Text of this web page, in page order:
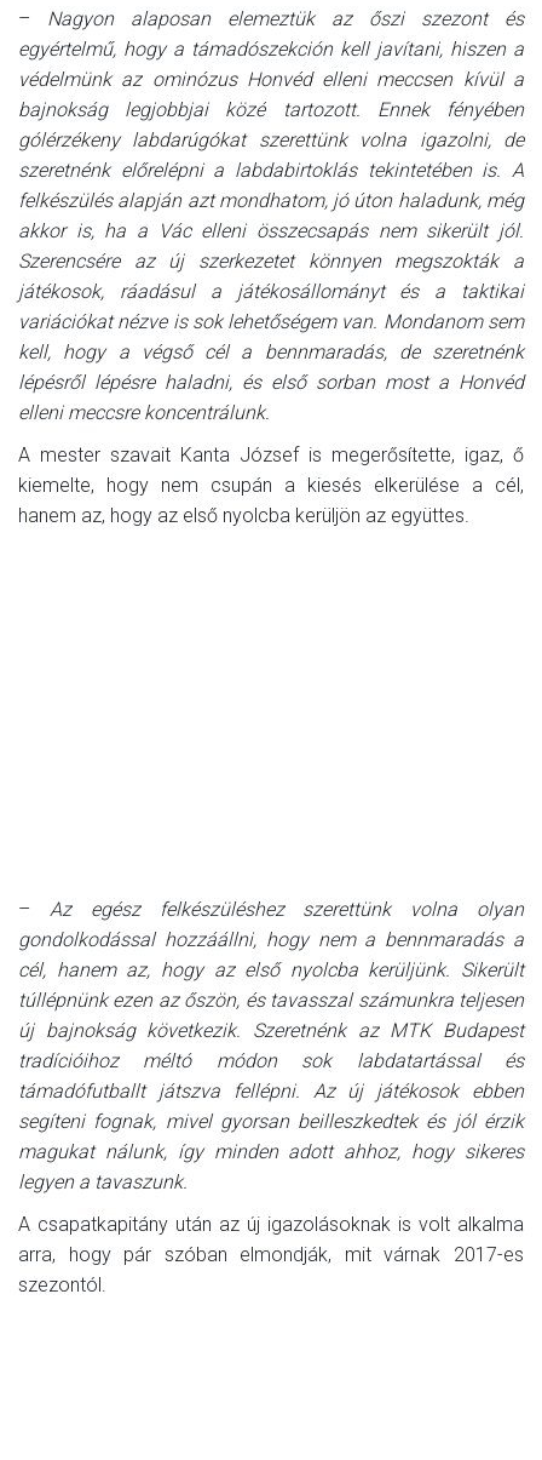
– Nagyon alaposan elemeztük az őszi szezont és
egyértelmű, hogy a támadószekción kell javítani, hiszen a
védelmünk az ominózus Honvéd elleni meccsen kívül a
bajnokság legjobbjai közé tartozott. Ennek fényében
gólérzékeny labdarúgókat szerettünk volna igazolni, de
szeretnénk előrelépni a labdabirtoklás tekintetében is. A
felkészülés alapján azt mondhatom, jó úton haladunk, még
akkor is, ha a Vác elleni összecsapás nem sikerült jól.
Szerencsére az új szerkezetet könnyen megszokták a
játékosok, ráadásul a játékosállományt és a taktikai
variációkat nézve is sok lehetőségem van. Mondanom sem
kell, hogy a végső cél a bennmaradás, de szeretnénk
lépésről lépésre haladni, és első sorban most a Honvéd
elleni meccsre koncentrálunk.
A mester szavait Kanta József is megerősítette, igaz, ő
kiemelte, hogy nem csupán a kiesés elkerülése a cél,
hanem az, hogy az első nyolcba kerüljön az együttes.
– Az egész felkészüléshez szerettünk volna olyan
gondolkodással hozzáállni, hogy nem a bennmaradás a
cél, hanem az, hogy az első nyolcba kerüljünk. Sikerült
túllépnünk ezen az őszön, és tavasszal számunkra teljesen
új bajnokság következik. Szeretnénk az MTK Budapest
tradícióihoz méltó módon sok labdatartással és
támadófutballt játszva fellépni. Az új játékosok ebben
segíteni fognak, mivel gyorsan beilleszkedtek és jól érzik
magukat nálunk, így minden adott ahhoz, hogy sikeres
legyen a tavaszunk.
A csapatkapitány után az új igazolásoknak is volt alkalma
arra, hogy pár szóban elmondják, mit várnak 2017-es
szezontól.